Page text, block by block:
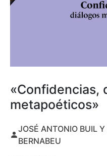
«Confidencias,
metapoéticos»
JOSÉ ANTONIO BUIL
BERNABEU